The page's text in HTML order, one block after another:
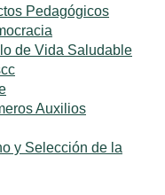
Pedagógicos
de Vida Saludable
Auxilios
y Selección de la